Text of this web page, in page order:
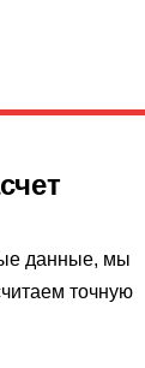
данные, мы
точную